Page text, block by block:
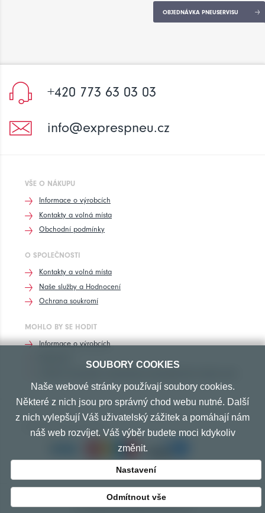
OBJEDNÁVKA PNEUSERVISU
+420 773 63 03 03
info@exprespneu.cz
VŠE O NÁKUPU
Informace o výrobcích
Kontakty a volná místa
Obchodní podmínky
O SPOLEČNOSTI
Kontakty a volná místa
Naše služby a Hodnocení
Ochrana soukromí
MOHLO BY SE HODIT
Informace o výrobcích
PŘIJÍMÁME TYTO PLATBY
© Copyright 2010-2026 Exprespneu.cz
SOUBORY COOKIES
Naše webové stránky používají soubory cookies.
Některé z nich jsou pro správný chod webu nutné. Další
z nich vylepšují Váš uživatelský zážitek a pomáhají nám
náš web rozvíjet. Váš výběr budete moci kdykoliv
změnit.
Nastavení
Odmítnout vše